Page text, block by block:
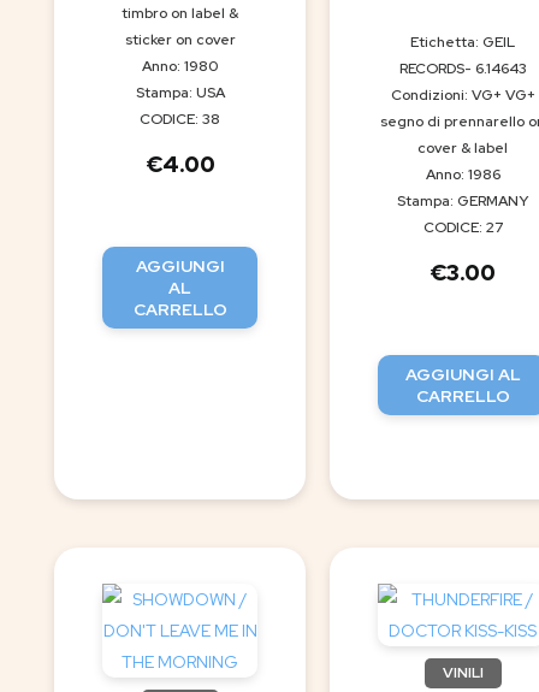
timbro on label &
sticker on cover
Anno: 1980
Stampa: USA
CODICE: 38
€4.00
AGGIUNGI
AL
CARRELLO
Etichetta: GEIL
RECORDS- 6.14643
Condizioni: VG+ VG+
segno di prennarello
cover & label
Anno: 1986
Stampa: GERMANY
CODICE: 27
€3.00
AGGIUNGI AL
CARRELLO
VINILI